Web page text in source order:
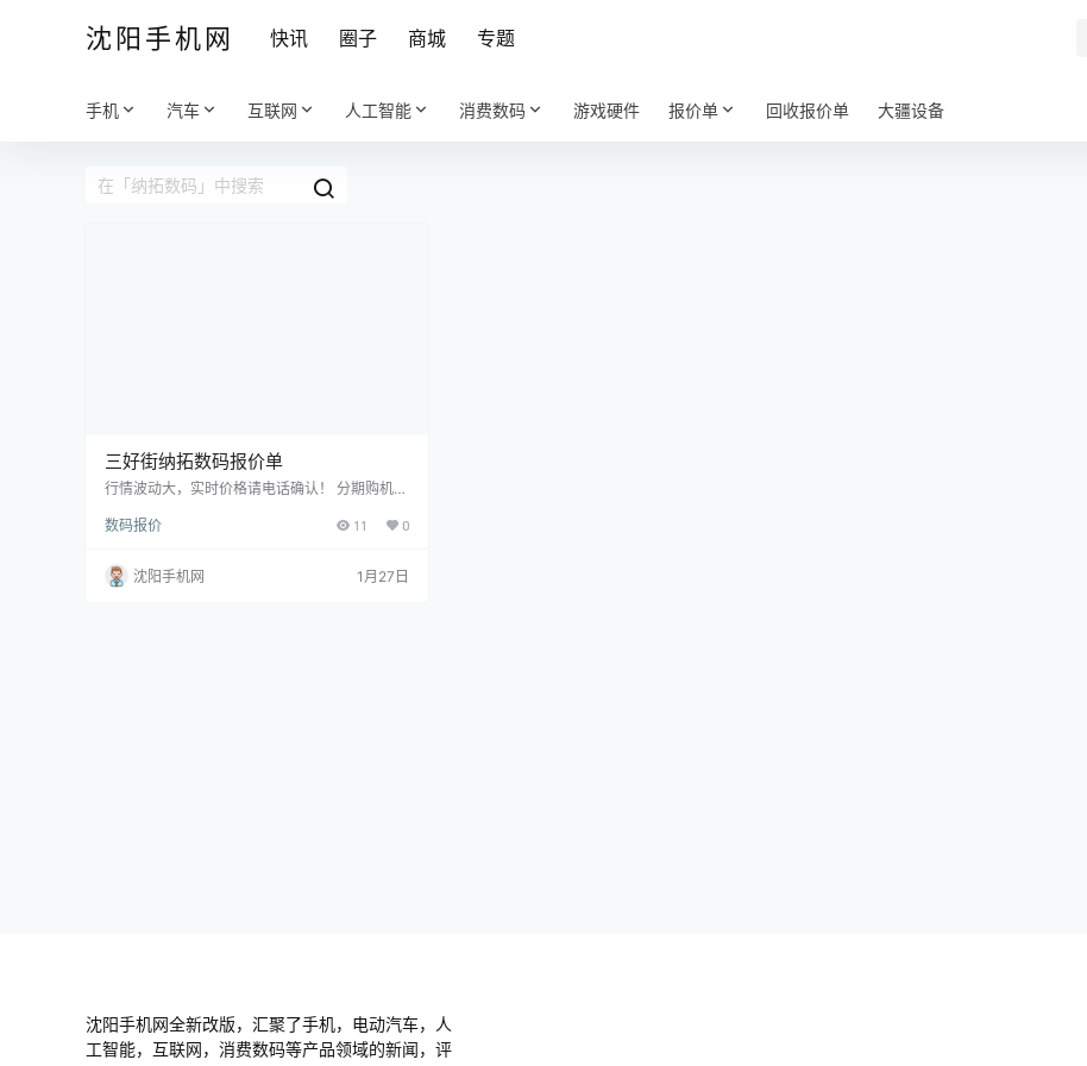
沈阳手机网 快讯 圈子 商城 专题
手机 汽车 互联网 人工智能 消费数码 游戏硬件 报价单 回收报价单 大疆设备
三好街纳拓数码报价单
行情波动大，实时价格请电话确认！ 分期购机，
880微信同步，15674294444微信同步 沈阳市
时更新！只能用网站更新！ www.024hh.com
微信公众号：修小狸 多功能扳手刀 多功能铲黑
数码报价 11 0
沈阳手机网
1月27日
沈阳手机网全新改版，汇聚了手机，电动汽车，人
工智能，互联网，消费数码等产品领域的新闻，评